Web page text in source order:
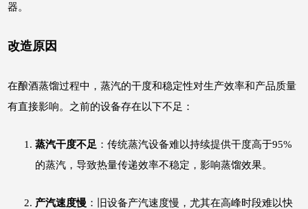
器。
改造原因
在酿酒蒸馏过程中，蒸汽的干度和稳定性对生产效率和产品质量
有直接影响。之前的设备存在以下不足：
蒸汽干度不足 ：传统蒸汽设备难以持续提供干度高于95%
的蒸汽，导致热量传递效率不稳定，影响蒸馏效果。
产汽速度慢 ：旧设备产汽速度慢，尤其在高峰时段难以快